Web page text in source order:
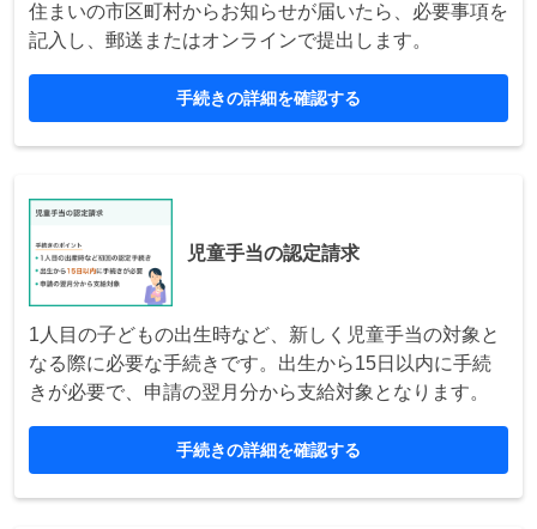
住まいの市区町村からお知らせが届いたら、必要事項を
記入し、郵送またはオンラインで提出します。
手続きの詳細を確認する
児童手当の認定請求
1人目の子どもの出生時など、新しく児童手当の対象と
なる際に必要な手続きです。出生から15日以内に手続
きが必要で、申請の翌月分から支給対象となります。
手続きの詳細を確認する